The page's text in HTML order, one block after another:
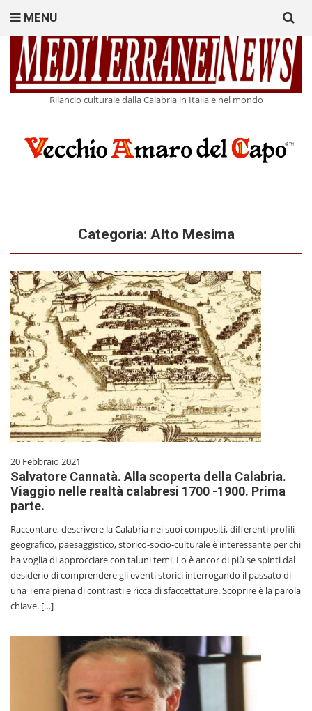
Rilancio culturale dalla Calabria in Italia e nel mondo
MENU
for:
Categoria: Alto Mesima
20 Febbraio 2021
Salvatore Cannatà. Alla scoperta della Calabria.
Viaggio nelle realtà calabresi 1700 -1900. Prima
parte.
Raccontare, descrivere la Calabria nei suoi compositi, differenti profili
geografico, paesaggistico, storico-socio-culturale è interessante per chi
ha voglia di approcciare con taluni temi. Lo è ancor di più se spinti dal
desiderio di comprendere gli eventi storici interrogando il passato di
una Terra piena di contrasti e ricca di sfaccettature. Scoprire è la parola
chiave. […]